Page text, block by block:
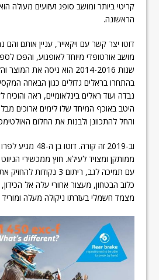
קריטי ביותר ומושב סופג זעזועים מעולה
הראשונה.
דוטו יצר קשר עם ויקאייר, עניין אותם והם
מושב אורטופדי מיוחד לאופנוע, והפכו
שנות 2014-2016 הוא ניסה את
בהתחרו בראלים גדולים כגון הבאחה
נבדה ועוד ראלים בינלאומיים, ראה
היטב באוכף המיחד שלו לימים ארוכים
והחל להתכוונן ולבנות את החלום
ממותקן ומצויד לעילא. חוץ ממכשירי
עם תמיכה לגב, ריתום 3
כלוב הבטחון, מעצור אחורי עלה אל
מצמד חשמלי בעזרתו ניקולה מעלה ומוריד